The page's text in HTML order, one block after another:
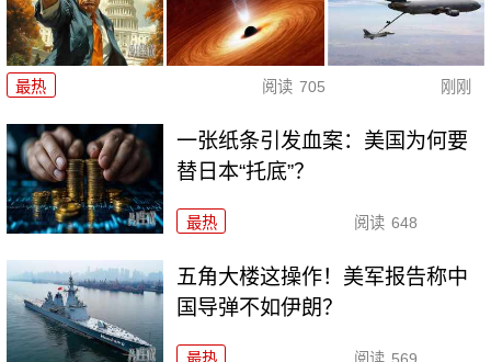
最热 阅读 705 刚刚
一张纸条引发血案：美国为何要
替日本“托底”？
最热 阅读 648
五角大楼这操作！美军报告称中
国导弹不如伊朗？
最热 阅读 569